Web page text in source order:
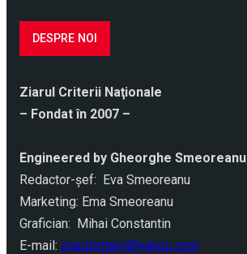
DESPRE NOI
Ziarul Criterii Naţionale
– Fondat în 2007 –
Engineered by Gheorghe Smeoreanu
Redactor-şef: Eva Smeoreanu
Marketing: Ema Smeoreanu
Grafician: Mihai Constantin
E-mail: ziarulcriterii@yahoo.com